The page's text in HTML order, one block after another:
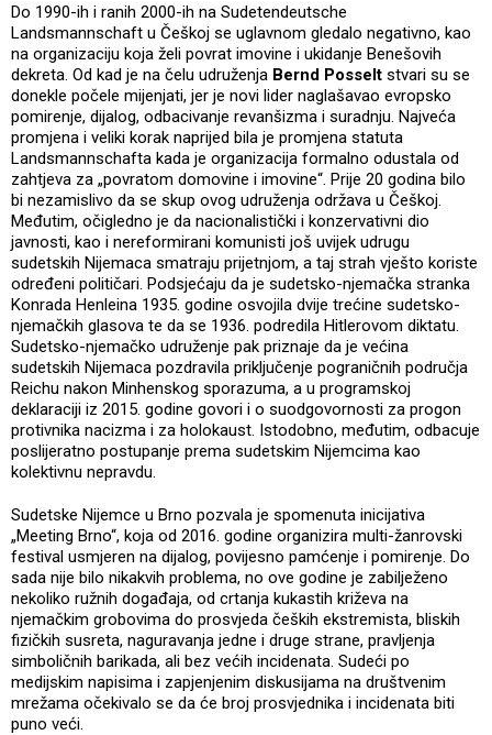
Do 1990-ih i ranih 2000-ih na Sudetendeutsche
Landsmannschaft u Češkoj se uglavnom gledalo negativno, kao
na organizaciju koja želi povrat imovine i ukidanje Benešovih
dekreta. Od kad je na čelu udruženja Bernd Posselt stvari su se
donekle počele mijenjati, jer je novi lider naglašavao evropsko
pomirenje, dijalog, odbacivanje revanšizma i suradnju. Najveća
promjena i veliki korak naprijed bila je promjena statuta
Landsmannschafta kada je organizacija formalno odustala od
zahtjeva za „povratom domovine i imovine“. Prije 20 godina bilo
bi nezamislivo da se skup ovog udruženja održava u Češkoj.
Međutim, očigledno je da nacionalistički i konzervativni dio
javnosti, kao i nereformirani komunisti još uvijek udrugu
sudetskih Nijemaca smatraju prijetnjom, a taj strah vješto koriste
određeni političari. Podsjećaju da je sudetsko-njemačka stranka
Konrada Henleina 1935. godine osvojila dvije trećine sudetsko-
njemačkih glasova te da se 1936. podredila Hitlerovom diktatu.
Sudetsko-njemačko udruženje pak priznaje da je većina
sudetskih Nijemaca pozdravila priključenje pograničnih područja
Reichu nakon Minhenskog sporazuma, a u programskoj
deklaraciji iz 2015. godine govori i o suodgovornosti za progon
protivnika nacizma i za holokaust. Istodobno, međutim, odbacuje
poslijeratno postupanje prema sudetskim Nijemcima kao
kolektivnu nepravdu.
Sudetske Nijemce u Brno pozvala je spomenuta inicijativa
„Meeting Brno“, koja od 2016. godine organizira multi-žanrovski
festival usmjeren na dijalog, povijesno pamćenje i pomirenje. Do
sada nije bilo nikakvih problema, no ove godine je zabilježeno
nekoliko ružnih događaja, od crtanja kukastih križeva na
njemačkim grobovima do prosvjeda čeških ekstremista, bliskih
fizičkih susreta, naguravanja jedne i druge strane, pravljenja
simboličnih barikada, ali bez većih incidenata. Sudeći po
medijskim napisima i zapjenjenim diskusijama na društvenim
mrežama očekivalo se da će broj prosvjednika i incidenata biti
puno veći.